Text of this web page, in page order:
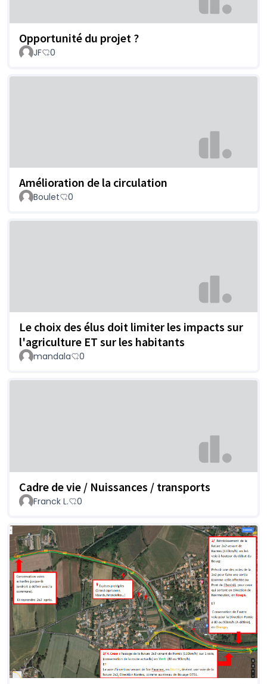
Opportunité du projet ?
JF 0
Amélioration de la circulation
Boulet 0
Le choix des élus doit limiter les impacts sur
l'agriculture ET sur les habitants
mandala 0
Cadre de vie / Nuissances / transports
Franck L. 0